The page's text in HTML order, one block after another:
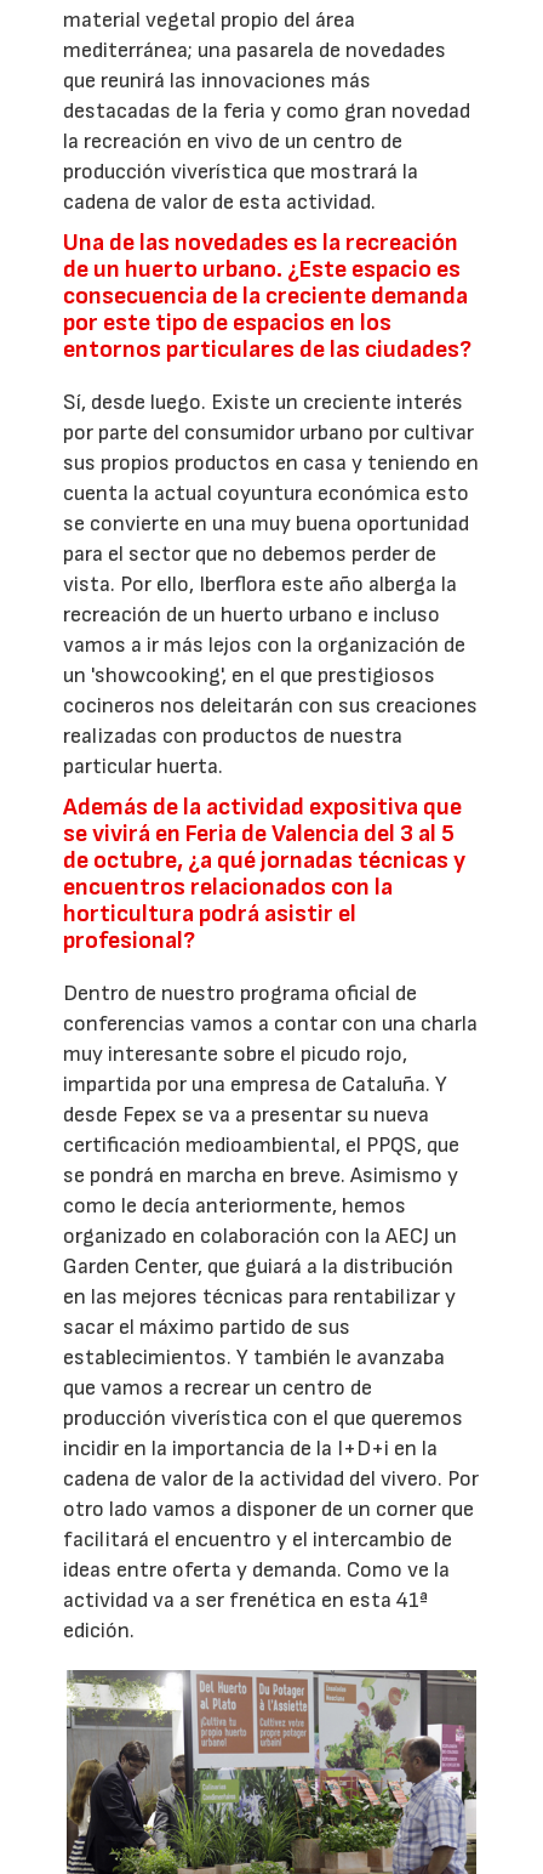
material vegetal propio del área
mediterránea; una pasarela de novedades
que reunirá las innovaciones más
destacadas de la feria y como gran novedad
la recreación en vivo de un centro de
producción viverística que mostrará la
cadena de valor de esta actividad.
Una de las novedades es la recreación
de un huerto urbano. ¿Este espacio es
consecuencia de la creciente demanda
por este tipo de espacios en los
entornos particulares de las ciudades?
Sí, desde luego. Existe un creciente interés
por parte del consumidor urbano por cultivar
sus propios productos en casa y teniendo en
cuenta la actual coyuntura económica esto
se convierte en una muy buena oportunidad
para el sector que no debemos perder de
vista. Por ello, Iberflora este año alberga la
recreación de un huerto urbano e incluso
vamos a ir más lejos con la organización de
un 'showcooking', en el que prestigiosos
cocineros nos deleitarán con sus creaciones
realizadas con productos de nuestra
particular huerta.
Además de la actividad expositiva que
se vivirá en Feria de Valencia del 3 al 5
de octubre, ¿a qué jornadas técnicas y
encuentros relacionados con la
horticultura podrá asistir el
profesional?
Dentro de nuestro programa oficial de
conferencias vamos a contar con una charla
muy interesante sobre el picudo rojo,
impartida por una empresa de Cataluña. Y
desde Fepex se va a presentar su nueva
certificación medioambiental, el PPQS, que
se pondrá en marcha en breve. Asimismo y
como le decía anteriormente, hemos
organizado en colaboración con la AECJ un
Garden Center, que guiará a la distribución
en las mejores técnicas para rentabilizar y
sacar el máximo partido de sus
establecimientos. Y también le avanzaba
que vamos a recrear un centro de
producción viverística con el que queremos
incidir en la importancia de la I+D+i en la
cadena de valor de la actividad del vivero. Por
otro lado vamos a disponer de un corner que
facilitará el encuentro y el intercambio de
ideas entre oferta y demanda. Como ve la
actividad va a ser frenética en esta 41ª
edición.